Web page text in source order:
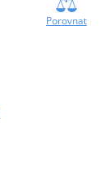
Porovnat